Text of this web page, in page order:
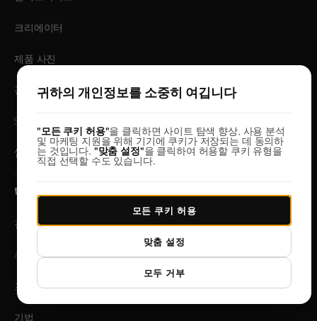
크리에이터
제품 사진
광고 소재 제작
SNS 콘텐츠
썸네일
탐색
갤러리
AI 템플릿
프롬프트 라이브러리
기법
귀하의 개인정보를 소중히 여깁니다
"모든 쿠키 허용"을 클릭하면 사이트 탐색 향상, 사용 분석
및 마케팅 지원을 위해 기기에 쿠키가 저장되는 데 동의하
는 것입니다. "맞춤 설정"을 클릭하여 허용할 쿠키 유형을
직접 선택할 수도 있습니다.
모두 거부
맞춤 설정
모든 쿠키 허용